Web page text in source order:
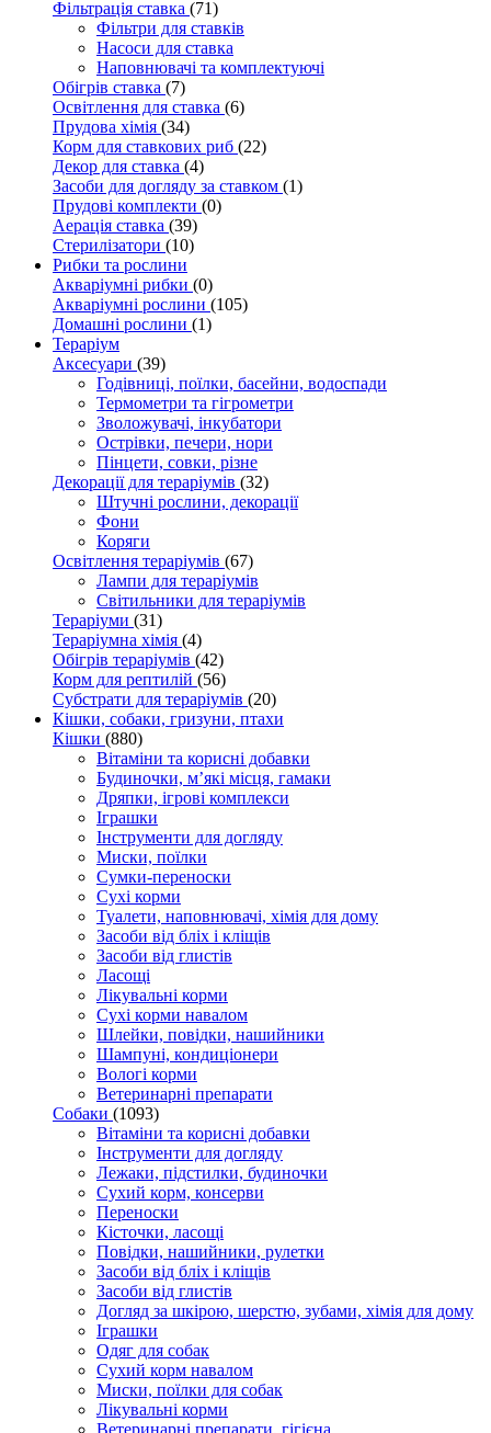
Фільтрація ставка (71)
Фільтри для ставків
Насоси для ставка
Наповнювачі та комплектуючі
Обігрів ставка (7)
Освітлення для ставка (6)
Прудова хімія (34)
Корм для ставкових риб (22)
Декор для ставка (4)
Засоби для догляду за ставком (1)
Прудові комплекти (0)
Аерація ставка (39)
Стерилізатори (10)
Рибки та рослини
Акваріумні рибки (0)
Акваріумні рослини (105)
Домашні рослини (1)
Тераріум
Аксесуари (39)
Годівниці, поїлки, басейни, водоспади
Термометри та гігрометри
Зволожувачі, інкубатори
Острівки, печери, нори
Пінцети, совки, різне
Декорації для тераріумів (32)
Штучні рослини, декорації
Фони
Коряги
Освітлення тераріумів (67)
Лампи для тераріумів
Світильники для тераріумів
Тераріуми (31)
Тераріумна хімія (4)
Обігрів тераріумів (42)
Корм для рептилій (56)
Субстрати для тераріумів (20)
Кішки, собаки, гризуни, птахи
Кішки (880)
Вітаміни та корисні добавки
Будиночки, м’які місця, гамаки
Дряпки, ігрові комплекси
Іграшки
Інструменти для догляду
Миски, поїлки
Сумки-переноски
Сухі корми
Туалети, наповнювачі, хімія для дому
Засоби від бліх і кліщів
Засоби від глистів
Ласощі
Лікувальні корми
Сухі корми навалом
Шлейки, повідки, нашийники
Шампуні, кондиціонери
Вологі корми
Ветеринарні препарати
Собаки (1093)
Вітаміни та корисні добавки
Інструменти для догляду
Лежаки, підстилки, будиночки
Сухий корм, консерви
Переноски
Кісточки, ласощі
Повідки, нашийники, рулетки
Засоби від бліх і кліщів
Засоби від глистів
Догляд за шкірою, шерстю, зубами, хімія для дому
Іграшки
Одяг для собак
Сухий корм навалом
Миски, поїлки для собак
Лікувальні корми